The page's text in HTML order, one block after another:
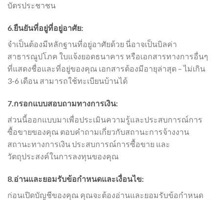
บัตรประชาชน
6.ยืนยันที่อยู่ที่อยู่อาศัย:
จำเป็นต้องมีหลักฐานที่อยู่อาศัยด้วย นี่อาจเป็นบิลค่า
สาธารณูปโภค ใบแจ้งยอดธนาคาร หรือเอกสารทางการอื่นๆ
ที่แสดงชื่อและที่อยู่ของคุณ เอกสารต้องมีอายุล่าสุด – ไม่เกิน
3-6 เดือน สามารถใช้ทะเบียนบ้านได้
7.กรอกแบบสอบถามทางการเงิน:
ส่วนนี้ออกแบบมาเพื่อประเมินความรู้และประสบการณ์การ
ซื้อขายของคุณ ตอบคำถามเกี่ยวกับสถานะการจ้างงาน
สถานะทางการเงิน ประสบการณ์การซื้อขาย และ
วัตถุประสงค์ในการลงทุนของคุณ
8.อ่านและยอมรับข้อกำหนดและเงื่อนไข:
ก่อนเปิดบัญชีของคุณ คุณจะต้องอ่านและยอมรับข้อกำหนด